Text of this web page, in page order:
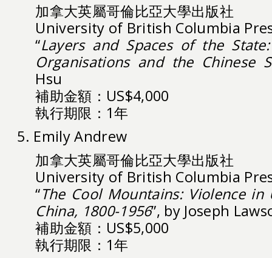
加拿大英屬哥倫比亞大學出版社
University of British Columbia
“Layers and Spaces of the
Organisations and the Chinese
Hsu
補助金額：US$4,000
執行期限：1年
5. Emily Andrew
加拿大英屬哥倫比亞大學出版社
University of British Columbia
“The Cool Mountains: Violence in
China, 1800-1956”, by Joseph
補助金額：US$5,000
執行期限：1年